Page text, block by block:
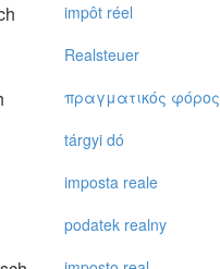
impôt réel
Realsteuer
πραγματικός φόρoς
tárgyi dó
imposta reale
podatek realny